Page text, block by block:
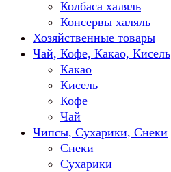
Колбаса халяль
Консервы халяль
Хозяйственные товары
Чай, Кофе, Какао, Кисель
Какао
Кисель
Кофе
Чай
Чипсы, Сухарики, Снеки
Снеки
Сухарики